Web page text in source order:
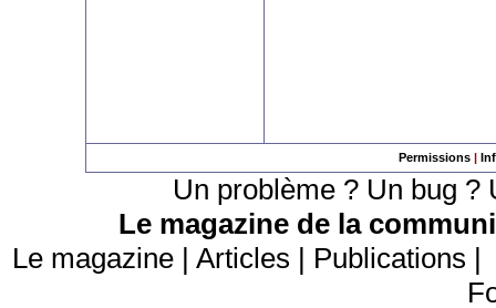
Permissions |
Un problème ? Un bug
Le magazine de la
Le magazine| Articles | Publications |